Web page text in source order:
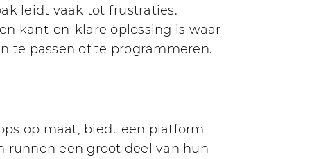
leidt vaak tot frustraties.
kant-en-klare oplossing is waar
te passen of te programmeren.
op maat, biedt een platform
runnen een groot deel van hun